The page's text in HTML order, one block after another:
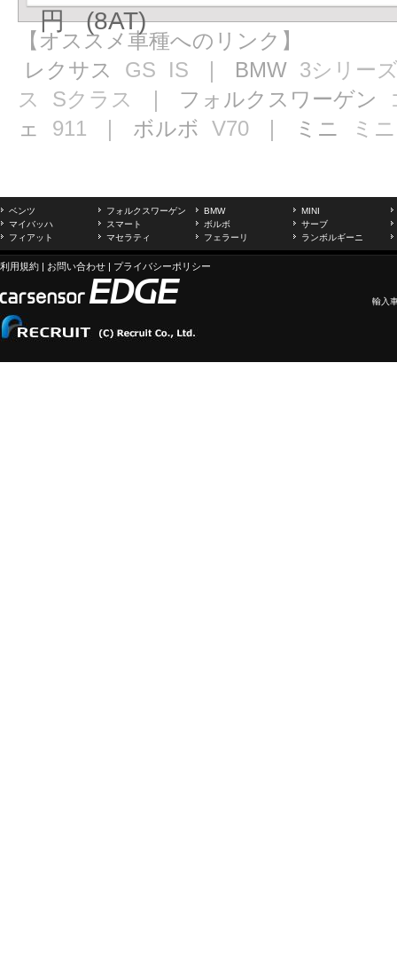
円 (8AT)
【オススメ車種へのリンク】
レクサス GS IS ｜ BMW 3シリー
ス
Sクラス ｜ フォルクスワーゲン
ェ 911 ｜ ボルボ V70 ｜ ミニ ミニ
ベンツ フォルクスワーゲン BMW
MINI
マイバッハ
スマート ボルボ
サーブ
フィアット
マセラティ フェラーリ ランボルギーニ
利用規約 | お問い合わせ | プライバシーポリシー
輸入